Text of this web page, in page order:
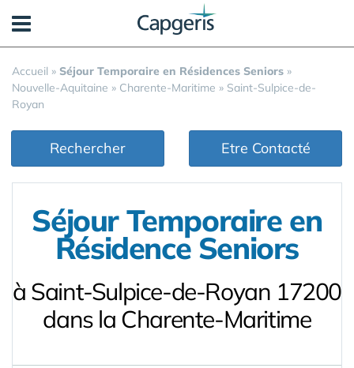
Accueil » Séjour Temporaire en Résidences Seniors »
Nouvelle-Aquitaine » Charente-Maritime » Saint-Sulpice-de-
Royan
Rechercher Etre Contacté
Séjour Temporaire en
Résidence Seniors
à Saint-Sulpice-de-Royan 17200
dans la Charente-Maritime